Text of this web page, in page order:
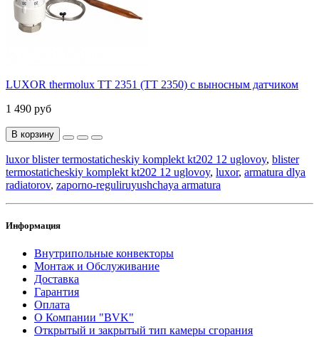
LUXOR thermolux TT 2351 (TT 2350) с выносным датчиком
1 490 руб
В корзину
luxor blister termostaticheskiy komplekt kt202 12 uglovoy, blister
termostaticheskiy komplekt kt202 12 uglovoy, luxor, armatura dlya
radiatorov, zaporno-reguliruyushchaya armatura
Информация
Внутрипольные конвекторы
Монтаж и Обслуживание
Доставка
Гарантия
Оплата
О Компании "BVK"
Открытый и закрытый тип камеры сгорания